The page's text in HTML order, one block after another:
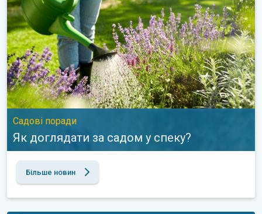
Садові поради
Як доглядати за садом у спеку?
Більше новин